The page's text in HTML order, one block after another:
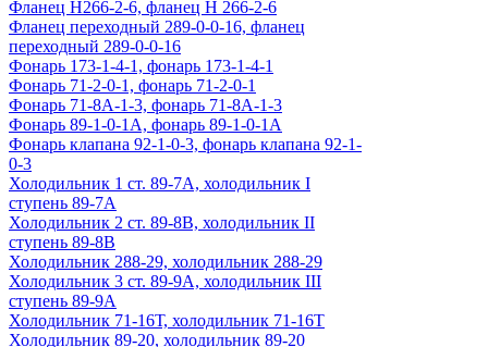
Фланец Н266-2-6, фланец Н 266-2-6
Фланец переходный 289-0-0-16, фланец
переходный 289-0-0-16
Фонарь 173-1-4-1, фонарь 173-1-4-1
Фонарь 71-2-0-1, фонарь 71-2-0-1
Фонарь 71-8А-1-3, фонарь 71-8А-1-3
Фонарь 89-1-0-1А, фонарь 89-1-0-1А
Фонарь клапана 92-1-0-3, фонарь клапана 92-1-
0-3
Холодильник 1 ст. 89-7А, холодильник I
ступень 89-7А
Холодильник 2 ст. 89-8В, холодильник II
ступень 89-8В
Холодильник 288-29, холодильник 288-29
Холодильник 3 ст. 89-9А, холодильник III
ступень 89-9А
Холодильник 71-16Т, холодильник 71-16Т
Холодильник 89-20, холодильник 89-20